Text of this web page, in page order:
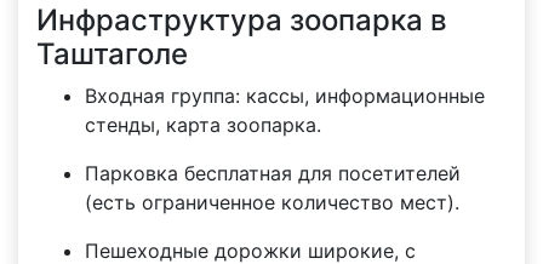
Инфраструктура зоопарка в
Таштаголе
Входная группа: кассы, информационные
стенды, карта зоопарка.
Парковка бесплатная для посетителей
(есть ограниченное количество мест).
Пешеходные дорожки широкие, с